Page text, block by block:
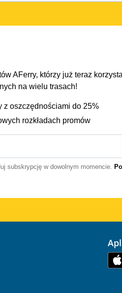
AFerry, którzy już teraz
na wielu trasach!
z oszczędnościami do 25%
rozkładach promów
subskrypcję w dowolnym momencie.